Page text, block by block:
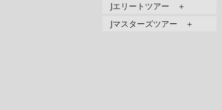
Jエリートツアー ＋
Jマスターズツアー ＋